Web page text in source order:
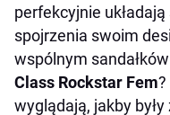
perfekcyjnie
spojrzenia swoim
wspólnym sandałków
Class Rockstar Fem
wyglądają, jakby